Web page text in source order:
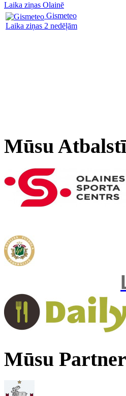
Laika ziņas Olainē
Gismeteo
Laika ziņas 2 nedēļām
Mūsu
Mūsu